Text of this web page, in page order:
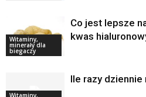
Witaminy,
minerały dla
biegaczy
Co jest lepsze
kwas
Ile razy